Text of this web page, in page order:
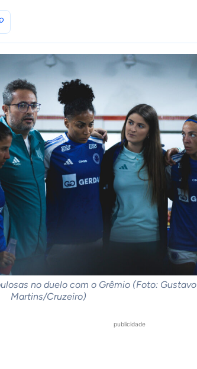
no duelo com o Grêmio (Foto: Gustavo
Martins/Cruzeiro)
publicidade